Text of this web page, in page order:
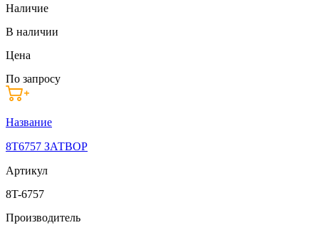
Наличие
В наличии
Цена
По запросу
Название
8T6757 ЗАТВОР
Артикул
8T-6757
Производитель